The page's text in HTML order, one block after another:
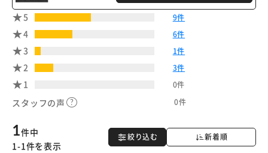
5 9件
4 6件
3 1件
2 3件
1 0件
スタッフの声 0件
絞り込む 新着順
1件中
1-1件を表示